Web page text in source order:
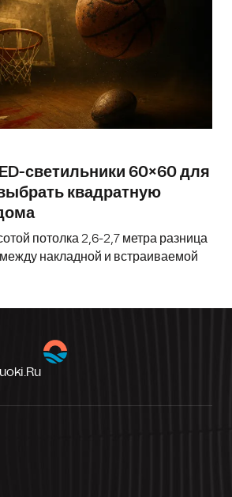
светильники 60×60 для
квадратную
потолка 2,6-2,7 метра разница
накладной и встраиваемой